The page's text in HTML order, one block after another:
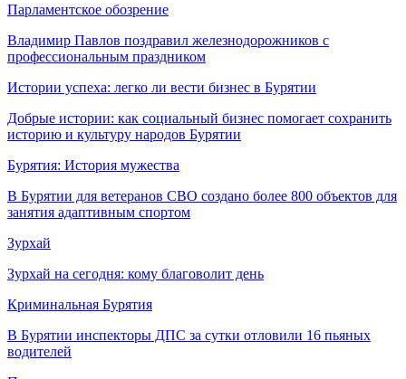
Парламентское обозрение
Владимир Павлов поздравил железнодорожников с
профессиональным праздником
Истории успеха: легко ли вести бизнес в Бурятии
Добрые истории: как социальный бизнес помогает сохранить
историю и культуру народов Бурятии
Бурятия: История мужества
В Бурятии для ветеранов СВО создано более 800 объектов для
занятия адаптивным спортом
Зурхай
Зурхай на сегодня: кому благоволит день
Криминальная Бурятия
В Бурятии инспекторы ДПС за сутки отловили 16 пьяных
водителей